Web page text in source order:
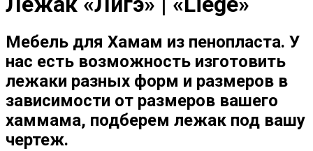
Мебель для Хамам из пенопласта. У
нас есть возможность изготовить
лежаки разных форм и размеров в
зависимости от размеров вашего
хаммама, подберем лежак под вашу
чертеж.